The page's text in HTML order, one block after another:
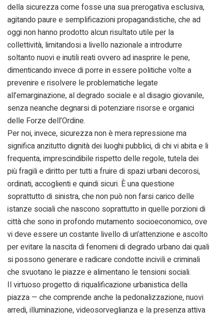
della sicurezza come fosse una sua prerogativa esclusiva,
agitando paure e semplificazioni propagandistiche, che ad
oggi non hanno prodotto alcun risultato utile per la
collettività, limitandosi a livello nazionale a introdurre
soltanto nuovi e inutili reati ovvero ad inasprire le pene,
dimenticando invece di porre in essere politiche volte a
prevenire e risolvere le problematiche legate
all’emarginazione, al degrado sociale e al disagio giovanile,
senza neanche degnarsi di potenziare risorse e organici
delle Forze dell’Ordine.
Per noi, invece, sicurezza non è mera repressione ma
significa anzitutto dignità dei luoghi pubblici, di chi vi abita e li
frequenta, imprescindibile rispetto delle regole, tutela dei
più fragili e diritto per tutti a fruire di spazi urbani decorosi,
ordinati, accoglienti e quindi sicuri. È una questione
soprattutto di sinistra, che non può non farsi carico delle
istanze sociali che nascono soprattutto in quelle porzioni di
città che sono in profondo mutamento socioeconomico, ove
vi deve essere un costante livello di un’attenzione e ascolto
per evitare la nascita di fenomeni di degrado urbano dai quali
si possono generare e radicare condotte incivili e criminali
che svuotano le piazze e alimentano le tensioni sociali.
Il virtuoso progetto di riqualificazione urbanistica della
piazza — che comprende anche la pedonalizzazione, nuovi
arredi, illuminazione, videosorveglianza e la presenza attiva